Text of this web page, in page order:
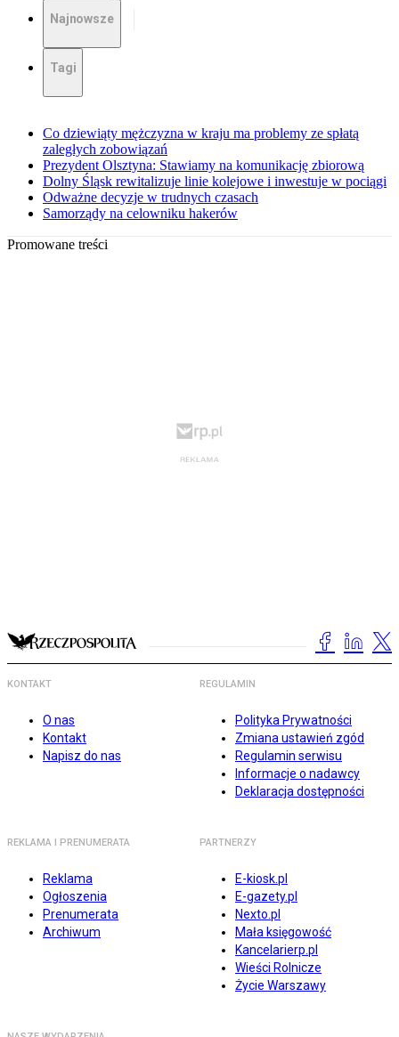
Najnowsze
Tagi
Co dziewiąty mężczyzna w kraju ma problemy ze spłatą
zaległych zobowiązań
Prezydent Olsztyna: Stawiamy na komunikację zbiorową
Dolny Śląsk rewitalizuje linie kolejowe i inwestuje w pociągi
Odważne decyzje w trudnych czasach
Samorządy na celowniku hakerów
Promowane treści
KONTAKT
O nas
Kontakt
Napisz do nas
REGULAMIN
Polityka Prywatności
Zmiana ustawień zgód
Regulamin serwisu
Informacje o nadawcy
Deklaracja dostępności
REKLAMA I PRENUMERATA
Reklama
Ogłoszenia
Prenumerata
Archiwum
PARTNERZY
E-kiosk.pl
E-gazety.pl
Nexto.pl
Mała księgowość
Kancelarierp.pl
Wieści Rolnicze
Życie Warszawy